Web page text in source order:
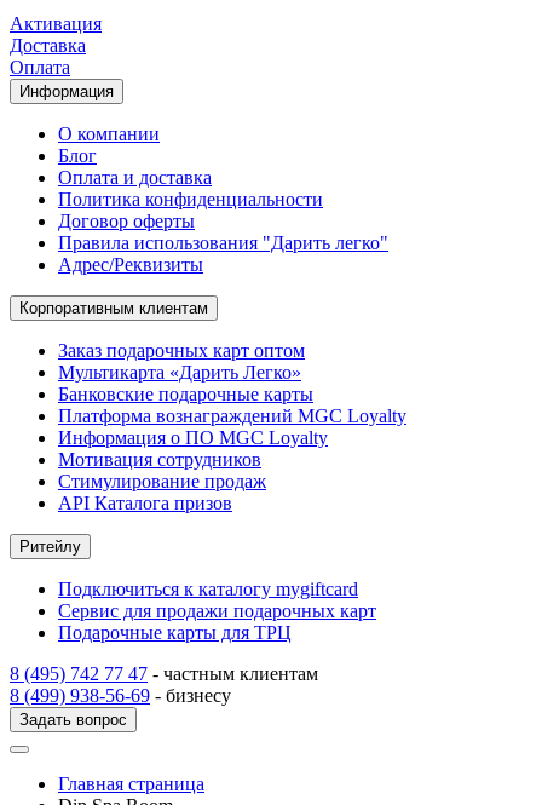
Активация
Доставка
Оплата
Информация
О компании
Блог
Оплата и доставка
Политика конфиденциальности
Договор оферты
Правила использования "Дарить легко"
Адрес/Реквизиты
Корпоративным клиентам
Заказ подарочных карт оптом
Мультикарта «Дарить Легко»
Банковские подарочные карты
Платформа вознаграждений MGC Loyalty
Информация о ПО MGC Loyalty
Мотивация сотрудников
Стимулирование продаж
API Каталога призов
Ритейлу
Подключиться к каталогу mygiftcard
Сервис для продажи подарочных карт
Подарочные карты для ТРЦ
8 (495) 742 77 47 - частным клиентам
8 (499) 938-56-69 - бизнесу
Задать вопрос
Главная страница